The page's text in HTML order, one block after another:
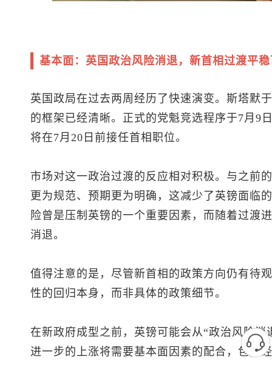
基本面：英国政治风险消退，新首相过渡平
英国政局在过去两周经历了快速演变。斯塔默
的框架已经清晰。正式的党魁竞选程序于7月9
将在7月20日前接任首相职位。
市场对这一政治过渡的反应相对积极。与之前
更为规范、预期更为明确，这减少了英镑面临
险曾是压制英镑的一个重要因素，而随着过渡
消退。
值得注意的是，尽管新首相的政策方向仍有待
性的回归本身，而非具体的政策细节。
在新政府成型之前，英镑可能会从“政治风险
进一步的上涨将需要基本面因素的配合，包括